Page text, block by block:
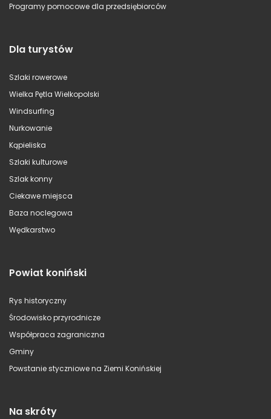
Programy pomocowe dla przedsiębiorców
Dla turystów
Szlaki rowerowe
Wielka Pętla Wielkopolski
Windsurfing
Nurkowanie
Kąpieliska
Szlaki kulturowe
Szlak konny
Ciekawe miejsca
Baza noclegowa
Wędkarstwo
Powiat koniński
Rys historyczny
Środowisko przyrodnicze
Współpraca zagraniczna
Gminy
Powstanie styczniowe na Ziemi Konińskiej
Na skróty